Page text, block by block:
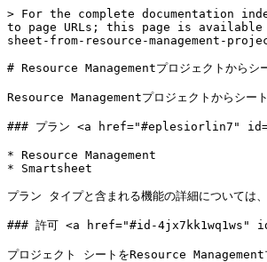
> For the complete documentation
to page URLs; this page is available
sheet-from-resource-management-
# Resource Managementプロジェクトからシ
Resource Managementプロジェクトからシー
### プラン <a href="#eplesiorlin7"
* Resource Management
* Smartsheet
プラン タイプと含まれる機能の詳細につい
### 許可 <a href="#id-4jx7kk1wq1ws"
プロジェクト シートをResource Management